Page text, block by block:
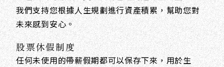
我們支持您根據人生規劃進行資產積累，幫助您對
未來感到安心。
股票休假制度
任何未使用的帶薪假期都可以保存下來，用於生